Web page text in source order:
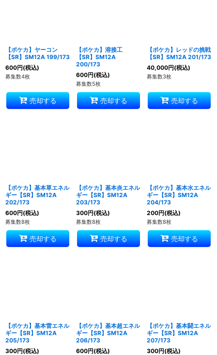
【ポケカ】ヤーコン
【SR】SM12A 199/173
600円(税込)
募集数4枚
売却する
【ポケカ】溶接工
【SR】SM12A
200/173
600円(税込)
募集数5枚
売却する
【ポケカ】レッドの挑戦
【SR】SM12A 201/173
40,000円(税込)
募集数3枚
売却する
【ポケカ】基本草エネル
ギー【SR】SM12A
202/173
600円(税込)
募集数8枚
売却する
【ポケカ】基本炎エネル
ギー【SR】SM12A
203/173
300円(税込)
募集数8枚
売却する
【ポケカ】基本水エネル
ギー【SR】SM12A
204/173
200円(税込)
募集数8枚
売却する
【ポケカ】基本雷エネル
ギー【SR】SM12A
205/173
300円(税込)
【ポケカ】基本超エネル
ギー【SR】SM12A
206/173
600円(税込)
【ポケカ】基本闘エネル
ギー【SR】SM12A
207/173
300円(税込)